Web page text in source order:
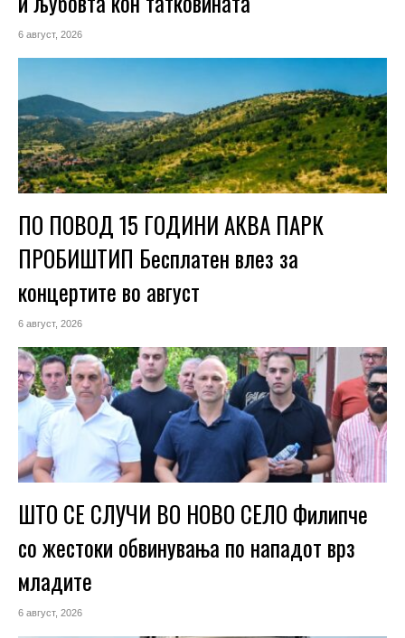
6 август, 2026
ПО ПОВОД 15 ГОДИНИ АКВА ПАРК
ПРОБИШТИП Бесплатен влез за
концертите во август
6 август, 2026
ШТО СЕ СЛУЧИ ВО НОВО СЕЛО Филипче
со жестоки обвинувања по нападот врз
младите
6 август, 2026